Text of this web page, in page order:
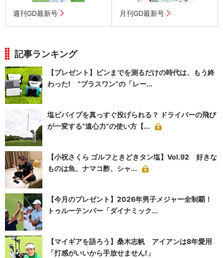
週刊GD最新号 月刊GD最新号
記事ランキング
【プレゼント】ピンまでを測るだけの時代は、もう終
わった! “プラスワン”の「レー...
塩ビパイプを真っすぐ投げられる？ ドライバーの飛び
が一変する“遠心力”の使い方【...
【小祝さくら ゴルフときどきタン塩】Vol.92 好きな
ものは魚、ナマコ酢、シャ...
【今月のプレゼント】2026年男子メジャー全制覇！
トゥルーテンパー「ダイナミック...
【マイギアを語ろう】桑木志帆 アイアンは8年愛用
「打感がいいから手放せません!」